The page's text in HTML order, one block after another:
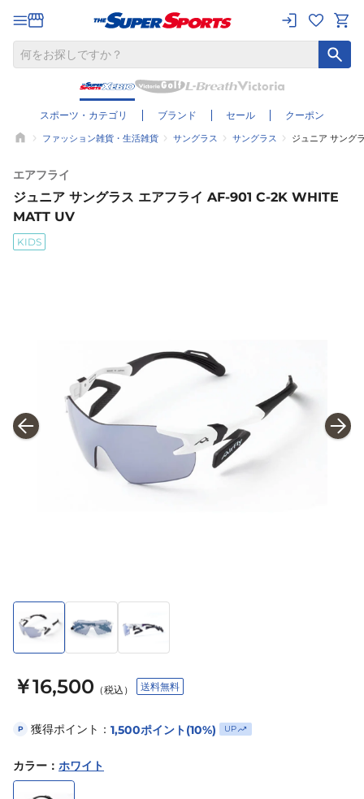
スポーツ・カテゴリ ブランド セール クーポン
ファッション雑貨・生活雑貨 サングラス サングラス ジュニア サング
エアフライ
ジュニア サングラス エアフライ AF-901 C-2K WHITE
MATT UV
KIDS
￥16,500 （税込） 送料無料
P 獲得ポイント： 1,500ポイント(10%) UP
カラー ： ホワイト